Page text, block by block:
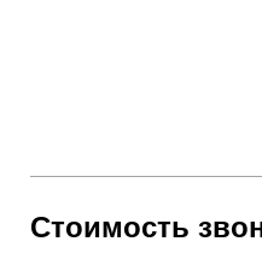
Стоимость